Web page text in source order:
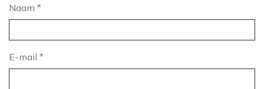
Naam *
E-mail *